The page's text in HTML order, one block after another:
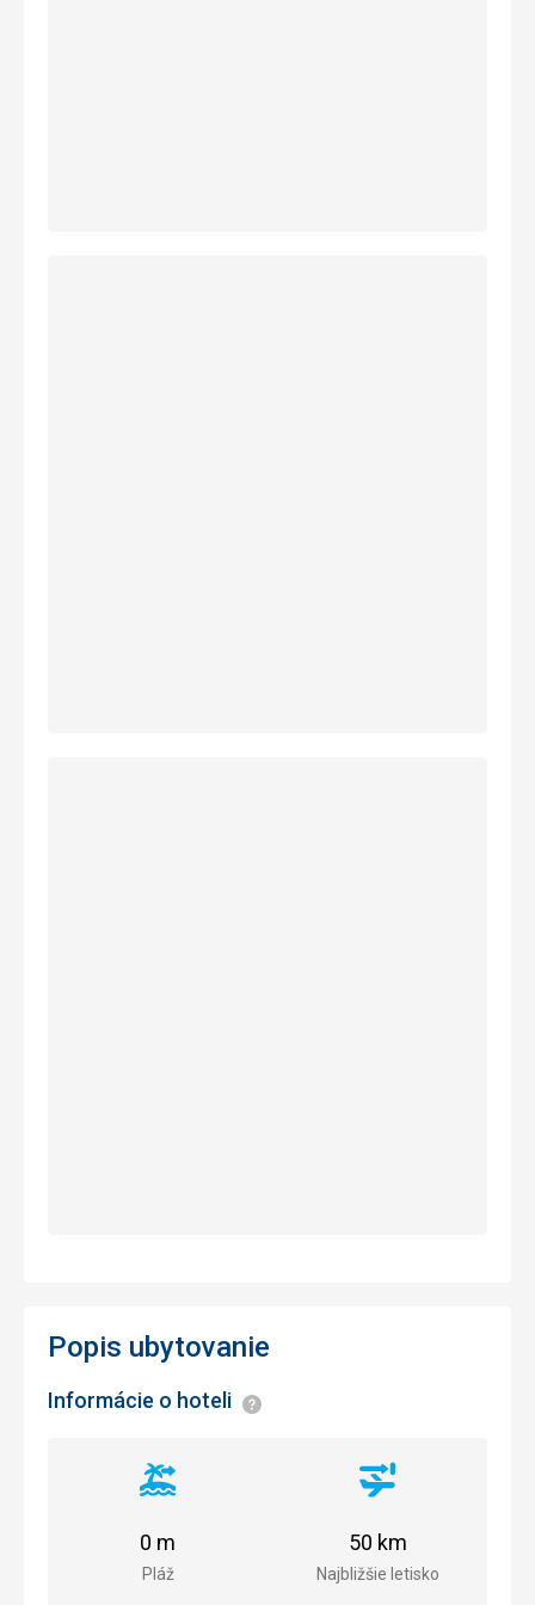
Popis ubytovanie
Informácie o hoteli Informácie
Vzdialenosť
pláže
Pláž
0 m
Vzdialenosť
letiska
Najbližšie letisko
50 km